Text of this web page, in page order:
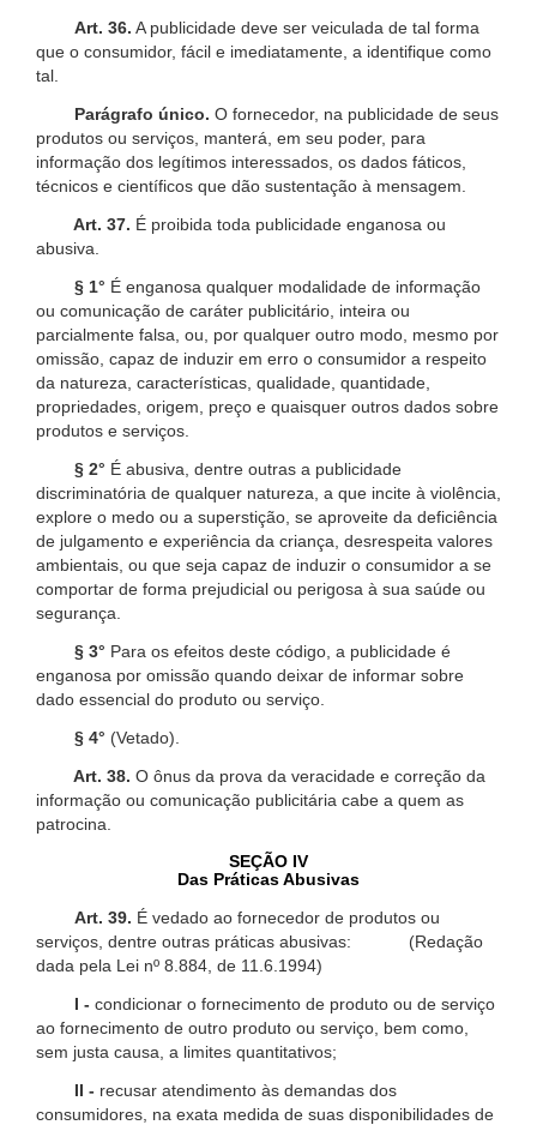
Art. 36. A publicidade deve ser veiculada de tal forma
que o consumidor, fácil e imediatamente, a identifique como
tal.
Parágrafo único. O fornecedor, na publicidade de seus
produtos ou serviços, manterá, em seu poder, para
informação dos legítimos interessados, os dados fáticos,
técnicos e científicos que dão sustentação à mensagem.
Art. 37. É proibida toda publicidade enganosa ou
abusiva.
§ 1° É enganosa qualquer modalidade de informação
ou comunicação de caráter publicitário, inteira ou
parcialmente falsa, ou, por qualquer outro modo, mesmo por
omissão, capaz de induzir em erro o consumidor a respeito
da natureza, características, qualidade, quantidade,
propriedades, origem, preço e quaisquer outros dados sobre
produtos e serviços.
§ 2° É abusiva, dentre outras a publicidade
discriminatória de qualquer natureza, a que incite à violência,
explore o medo ou a superstição, se aproveite da deficiência
de julgamento e experiência da criança, desrespeita valores
ambientais, ou que seja capaz de induzir o consumidor a se
comportar de forma prejudicial ou perigosa à sua saúde ou
segurança.
§ 3° Para os efeitos deste código, a publicidade é
enganosa por omissão quando deixar de informar sobre
dado essencial do produto ou serviço.
§ 4° (Vetado).
Art. 38. O ônus da prova da veracidade e correção da
informação ou comunicação publicitária cabe a quem as
patrocina.
SEÇÃO IV
Das Práticas Abusivas
Art. 39. É vedado ao fornecedor de produtos ou
serviços, dentre outras práticas abusivas: (Redação
dada pela Lei nº 8.884, de 11.6.1994)
I - condicionar o fornecimento de produto ou de serviço
ao fornecimento de outro produto ou serviço, bem como,
sem justa causa, a limites quantitativos;
II - recusar atendimento às demandas dos
consumidores, na exata medida de suas disponibilidades de